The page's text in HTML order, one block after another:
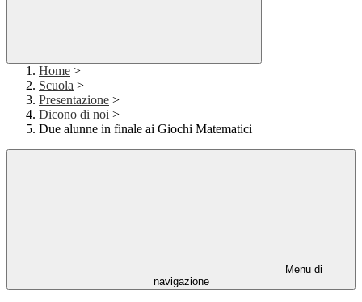
Home >
Scuola >
Presentazione >
Dicono di noi >
Due alunne in finale ai Giochi Matematici
Menu di
navigazione